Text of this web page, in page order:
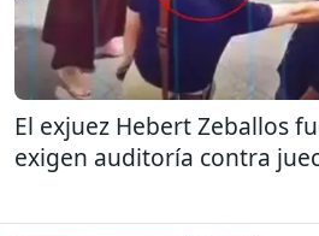
El exjuez Hebert Zeballos
exigen auditoría contra